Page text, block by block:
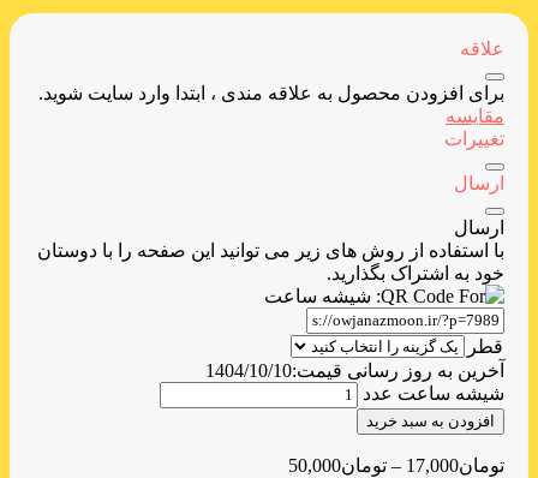
علاقه
برای افزودن محصول به علاقه مندی ، ابتدا وارد سایت شوید.
مقایسه
تغییرات
ارسال
ارسال
با استفاده از روش های زیر می توانید این صفحه را با دوستان
خود به اشتراک بگذارید.
قطر
آخرین به روز رسانی قیمت:1404/10/10
شیشه ساعت عدد
افزودن به سبد خرید
تومان17,000
– تومان50,000